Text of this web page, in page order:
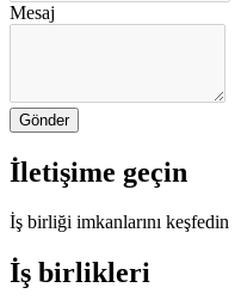
Mesaj
Gönder
İletişime geçin
İş birliği imkanlarını keşfedin
İş birlikleri